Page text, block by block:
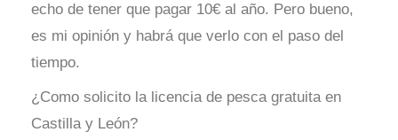
echo de tener que pagar 10€ al año. Pero bueno,
es mi opinión y habrá que verlo con el paso del
tiempo.
¿Como solicito la licencia de pesca gratuita en
Castilla y León?